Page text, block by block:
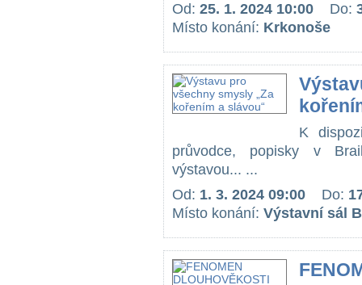
Od: 25. 1. 2024 10:00 Do:
Místo konání: Krkonoše
K
průvodce, popisky v
výstavou... ...
Od: 1. 3. 2024 09:00 Do:
Místo konání: Výstavní sál